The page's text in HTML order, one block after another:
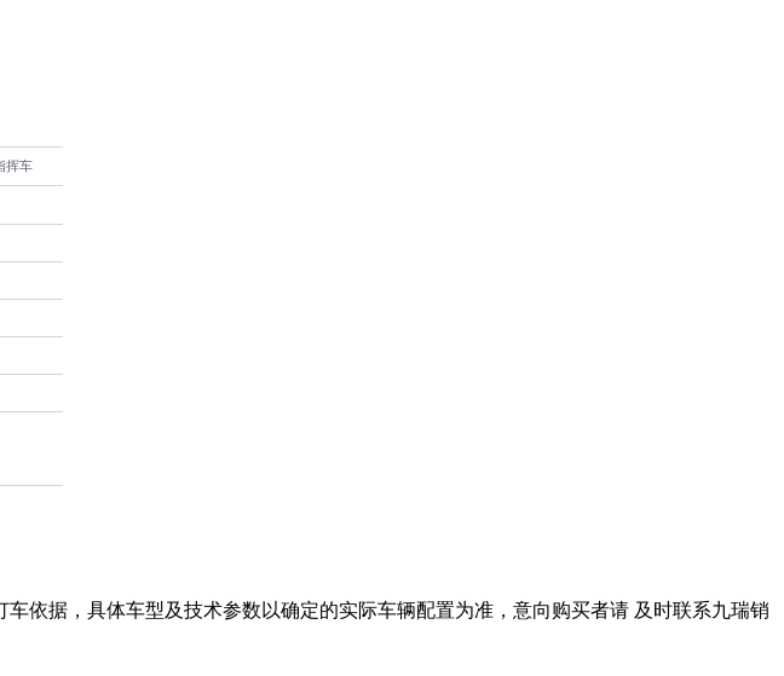
挥车
依据，具体车型及技术参数以确定的实际车辆配置为准，意向购买者请 及时联系九瑞销